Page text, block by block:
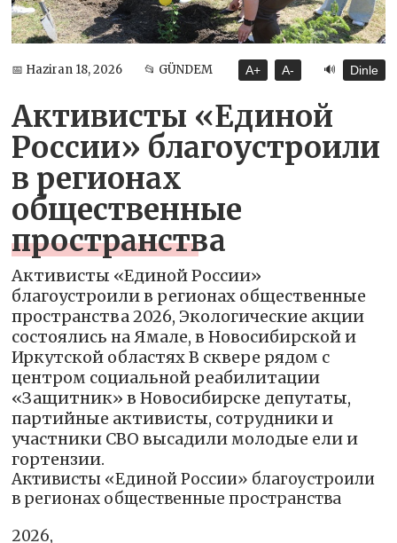
📅 Haziran 18, 2026 📂 GÜNDEM A+ A- 🔊 Dinle
Активисты «Единой
России» благоустроили
в регионах
общественные
пространства
Активисты «Единой России»
благоустроили в регионах общественные
пространства 2026, Экологические акции
состоялись на Ямале, в Новосибирской и
Иркутской областях В сквере рядом с
центром социальной реабилитации
«Защитник» в Новосибирске депутаты,
партийные активисты, сотрудники и
участники СВО высадили молодые ели и
гортензии.
Активисты «Единой России» благоустроили
в регионах общественные пространства
2026,